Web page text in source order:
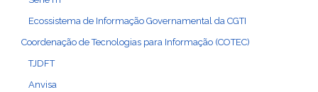
Ecossistema de Informação Governamental da CGTI
Coordenação de Tecnologias para Informação (COTEC)
TJDFT
Anvisa